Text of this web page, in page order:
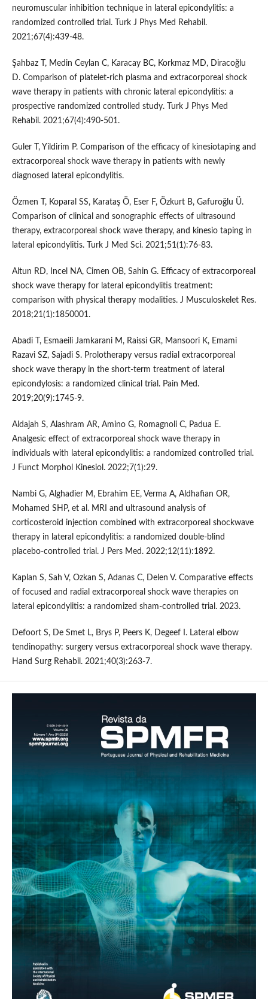
neuromuscular inhibition technique in lateral epicondylitis: a
randomized controlled trial. Turk J Phys Med Rehabil.
2021;67(4):439-48.
Şahbaz T, Medin Ceylan C, Karacay BC, Korkmaz MD, Diracoğlu
D. Comparison of platelet-rich plasma and extracorporeal shock
wave therapy in patients with chronic lateral epicondylitis: a
prospective randomized controlled study. Turk J Phys Med
Rehabil. 2021;67(4):490-501.
Guler T, Yildirim P. Comparison of the efficacy of kinesiotaping and
extracorporeal shock wave therapy in patients with newly
diagnosed lateral epicondylitis.
Özmen T, Koparal SS, Karataş Ö, Eser F, Özkurt B, Gafuroğlu Ü.
Comparison of clinical and sonographic effects of ultrasound
therapy, extracorporeal shock wave therapy, and kinesio taping in
lateral epicondylitis. Turk J Med Sci. 2021;51(1):76-83.
Altun RD, Incel NA, Cimen OB, Sahin G. Efficacy of extracorporeal
shock wave therapy for lateral epicondylitis treatment:
comparison with physical therapy modalities. J Musculoskelet Res.
2018;21(1):1850001.
Abadi T, Esmaeili Jamkarani M, Raissi GR, Mansoori K, Emami
Razavi SZ, Sajadi S. Prolotherapy versus radial extracorporeal
shock wave therapy in the short-term treatment of lateral
epicondylosis: a randomized clinical trial. Pain Med.
2019;20(9):1745-9.
Aldajah S, Alashram AR, Amino G, Romagnoli C, Padua E.
Analgesic effect of extracorporeal shock wave therapy in
individuals with lateral epicondylitis: a randomized controlled trial.
J Funct Morphol Kinesiol. 2022;7(1):29.
Nambi G, Alghadier M, Ebrahim EE, Verma A, Aldhafian OR,
Mohamed SHP, et al. MRI and ultrasound analysis of
corticosteroid injection combined with extracorporeal shockwave
therapy in lateral epicondylitis: a randomized double-blind
placebo-controlled trial. J Pers Med. 2022;12(11):1892.
Kaplan S, Sah V, Ozkan S, Adanas C, Delen V. Comparative effects
of focused and radial extracorporeal shock wave therapies on
lateral epicondylitis: a randomized sham-controlled trial. 2023.
Defoort S, De Smet L, Brys P, Peers K, Degeef I. Lateral elbow
tendinopathy: surgery versus extracorporeal shock wave therapy.
Hand Surg Rehabil. 2021;40(3):263-7.